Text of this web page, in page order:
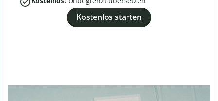
Kostenlos starten